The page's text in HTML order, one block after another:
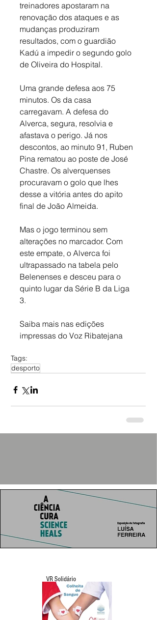
treinadores apostaram na
renovação dos ataques e as
mudanças produziram
resultados, com o guardião
Kadú a impedir o segundo golo
de Oliveira do Hospital.
Uma grande defesa aos 75
minutos. Os da casa
carregavam. A defesa do
Alverca, segura, resolvia e
afastava o perigo. Já nos
descontos, ao minuto 91, Ruben
Pina rematou ao poste de José
Chastre. Os alverquenses
procuravam o golo que lhes
desse a vitória antes do apito
final de João Almeida.
Mas o jogo terminou sem
alterações no marcador. Com
este empate, o Alverca foi
ultrapassado na tabela pelo
Belenenses e desceu para o
quinto lugar da Série B da Liga
3.
Saiba mais nas edições
impressas do Voz Ribatejana
Tags:
desporto
VR Solidário